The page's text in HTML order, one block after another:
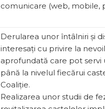
comunicare (web, mobile,
Derularea unor întâlniri și
interesați cu privire la
aprofundată care pot servi
până la nivelul fiecărui
Coaliție.
Realizarea unor studii de